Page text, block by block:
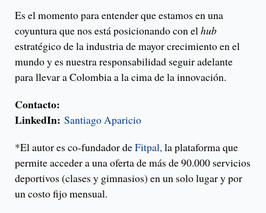
Es el momento para entender que estamos en una
coyuntura que nos está posicionando con elhub
estratégico de la industria de mayor crecimiento en el
mundo y es nuestra responsabilidad seguir adelante
para llevar a Colombia a la cima de la innovación.
Contacto:
LinkedIn: Santiago Aparicio
*El autor es co-fundador deFitpal,la plataforma que
permite acceder a una oferta de más de 90.000 servicios
deportivos (clases y gimnasios) en un solo lugar y por
un costo fijo mensual.